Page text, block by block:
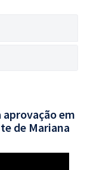
aprovação em
de Mariana